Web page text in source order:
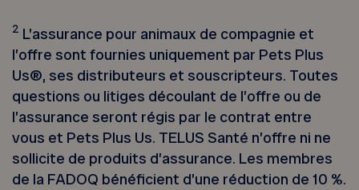
2 L’assurance pour animaux de compagnie et
l’offre sont fournies uniquement par Pets Plus
Us®, ses distributeurs et souscripteurs. Toutes
questions ou litiges découlant de l’offre ou de
l’assurance seront régis par le contrat entre
vous et Pets Plus Us. TELUS Santé n’offre ni ne
sollicite de produits d’assurance. Les membres
de la FADOQ bénéficient d’une réduction de 10 %.